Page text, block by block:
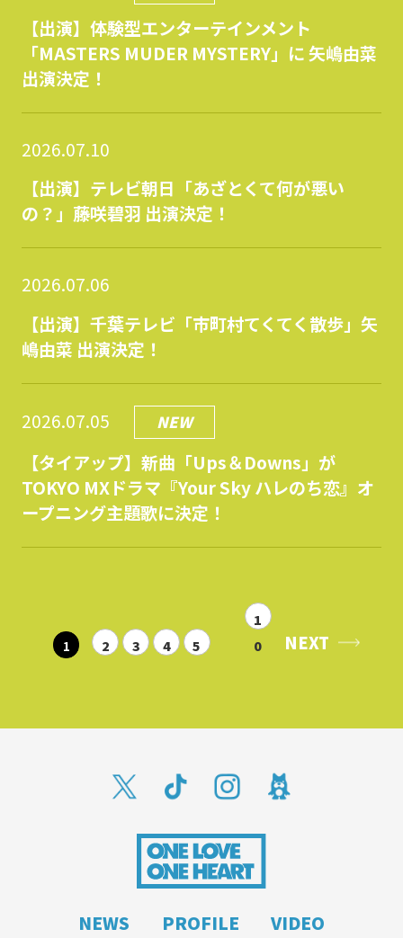
【出演】体験型エンターテインメント
「MASTERS MUDER MYSTERY」に 矢嶋由菜
出演決定！
2026.07.10
【出演】テレビ朝日「あざとくて何が悪い
の？」藤咲碧羽 出演決定！
2026.07.06
【出演】千葉テレビ「市町村てくてく散歩」矢
嶋由菜 出演決定！
2026.07.05 NEW
【タイアップ】新曲「Ups＆Downs」が
TOKYO MXドラマ『Your Sky ハレのち恋』オ
ープニング主題歌に決定！
1 2 3 4 5
1
0
NEXT
NEWS PROFILE VIDEO